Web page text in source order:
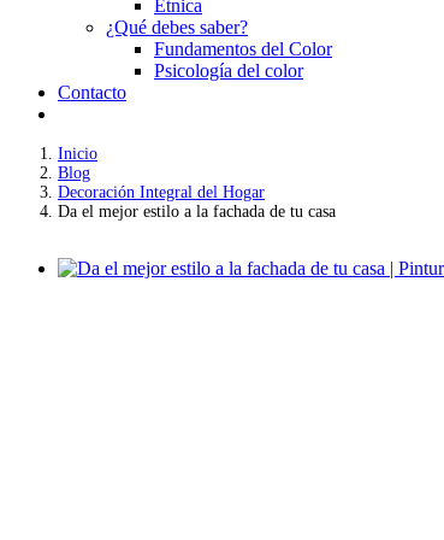
Étnica
¿Qué debes saber?
Fundamentos del Color
Psicología del color
Contacto
Inicio
Blog
Decoración Integral del Hogar
Da el mejor estilo a la fachada de tu casa
Ver